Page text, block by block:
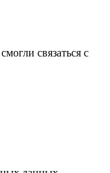
связаться с